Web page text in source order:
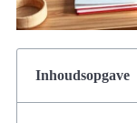
Inhoudsopgave